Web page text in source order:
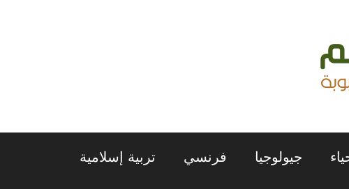
جيولوجيا فرنسي تربية إسلامية